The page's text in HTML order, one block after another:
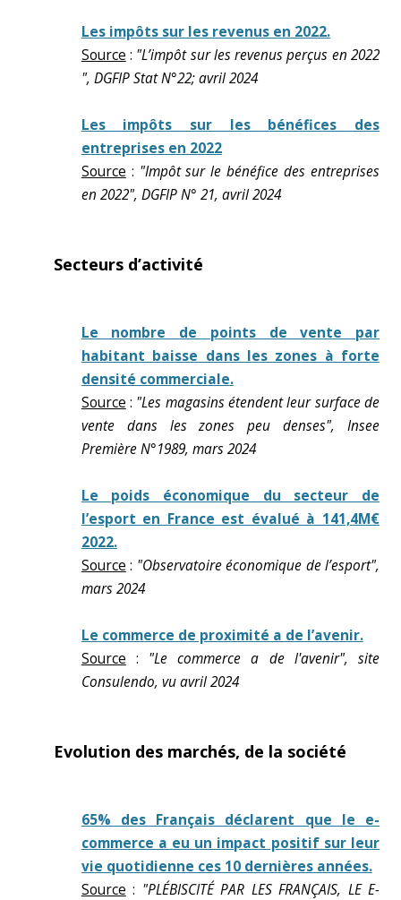
Les impôts sur les revenus en 2022.
Source : "L’impôt sur les revenus perçus en 2022
", DGFIP Stat N°22; avril 2024
Les impôts sur les bénéfices des
entreprises en 2022
Source : "Impôt sur le bénéfice des entreprises
en 2022", DGFIP N° 21, avril 2024
Secteurs d’activité
Le nombre de points de vente par
habitant baisse dans les zones à forte
densité commerciale.
Source : "Les magasins étendent leur surface de
vente dans les zones peu denses", Insee
Première N°1989, mars 2024
Le poids économique du secteur de
l’esport en France est évalué à 141,4M€
2022.
Source : "Observatoire économique de l’esport",
mars 2024
Le commerce de proximité a de l’avenir.
Source : "Le commerce a de l'avenir", site
Consulendo, vu avril 2024
Evolution des marchés, de la société
65% des Français déclarent que le e-
commerce a eu un impact positif sur leur
vie quotidienne ces 10 dernières années.
Source : "PLÉBISCITÉ PAR LES FRANÇAIS, LE E-